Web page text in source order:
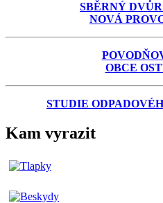
SBĚRNÝ
NOVÁ
OBCE
STUDIE
Kam vyrazit